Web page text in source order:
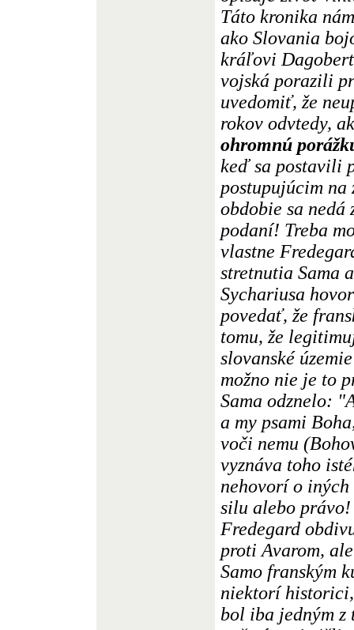
Táto kronika
ako Slovania
kráľovi
vojská porazili
uvedomiť, že
rokov odvtedy,
ohromnú
keď sa postavili
postupujúcim na
obdobie sa nedá
podaní! Treba
vlastne
stretnutia Sama
Sychariusa
povedať, že
tomu, že
slovanské
možno nie je to
Sama odznelo:
a my psami
voči nemu
vyznáva toho
nehovorí o
silu alebo právo!
Fredegard
proti Avarom,
Samo franským
niektorí
bol iba jedným z